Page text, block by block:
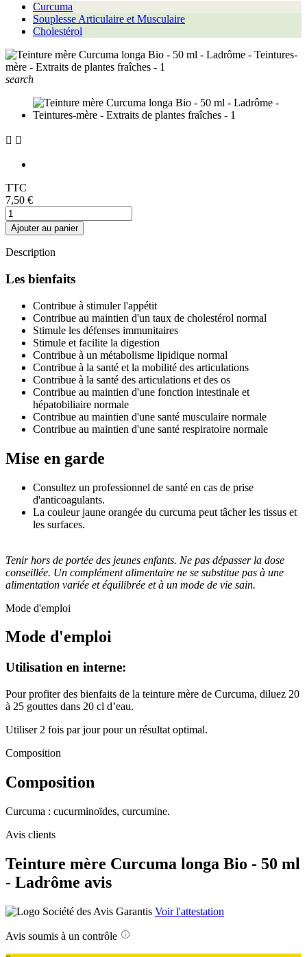
Curcuma
Souplesse Articulaire et Musculaire
Cholestérol
search
 
TTC
7,50 €
Ajouter au panier
Description
Les bienfaits
Contribue à stimuler l'appétit
Contribue au maintien d'un taux de cholestérol normal
Stimule les défenses immunitaires
Stimule et facilite la digestion
Contribue à un métabolisme lipidique normal
Contribue à la santé et la mobilité des articulations
Contribue à la santé des articulations et des os
Contribue au maintien d'une fonction intestinale et
hépatobiliaire normale
Contribue au maintien d'une santé musculaire normale
Contribue au maintien d'une santé respiratoire normale
Mise en garde
Consultez un professionnel de santé en cas de prise
d'anticoagulants.
La couleur jaune orangée du curcuma peut tâcher les tissus et
les surfaces.
Tenir hors de portée des jeunes enfants. Ne pas dépasser la dose
conseillée. Un complément alimentaire ne se substitue pas à une
alimentation variée et équilibrée et à un mode de vie sain.
Mode d'emploi
Mode d'emploi
Utilisation en interne:
Pour profiter des bienfaits de la teinture mère de Curcuma, diluez 20
à 25 gouttes dans 20 cl d’eau.
Utiliser 2 fois par jour pour un résultat optimal.
Composition
Composition
Curcuma : cucurminoïdes, curcumine.
Avis clients
Teinture mère Curcuma longa Bio - 50 ml
- Ladrôme avis
Voir l'attestation
Avis soumis à un contrôle